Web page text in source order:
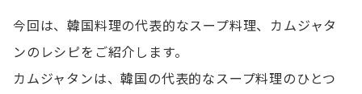
今回は、韓国料理の代表的なスープ料理、カムジャタ
ンのレシピをご紹介します。
カムジャタンは、韓国の代表的なスープ料理のひとつ